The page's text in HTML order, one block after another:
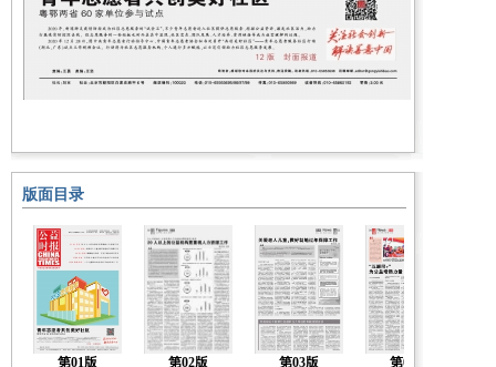
版面目录
第01版
第02版
第03版
第04版